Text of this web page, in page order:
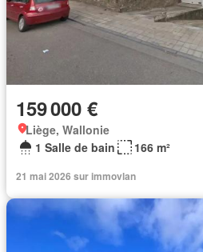
159 000 €
Liège, Wallonie
1 Salle de bain
166 m²
21 mai 2026 sur immovlan